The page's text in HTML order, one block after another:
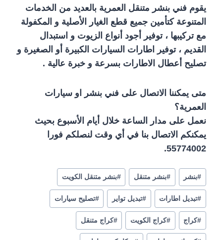
يقوم فني بنشر متنقل العمرية بالعديد من الخدمات
المتنوعة كتأمين جميع قطع الغيار الأصلية و المكفولة
مع تركيبها ، توفير أجود أنواع الزيوت و استبدال
القديم ، توفير اطارات السيارات الكبيرة أو الصغيرة و
تصليح أعطال الاطارات بسرعة و خبرة عالية .
متى يمكننا الاتصال على فني بنشر او سيارات
العمرية؟
نعمل على مدار الساعة خلال أيام الأسبوع بحيث
يمكنكم الاتصال بنا في أي وقت لنصلكم فورا
55774002‬.
#بنشر #بنشر متنقل #بنشر متنقل الكويت
#تبديل اطارات #تبديل تواير #تصليح سيارات
#كراج #كراج الكويت #كراج متنقل